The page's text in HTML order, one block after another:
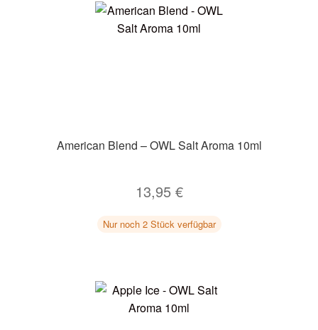
American Blend – OWL Salt Aroma 10ml
13,95 €
Nur noch 2 Stück verfügbar